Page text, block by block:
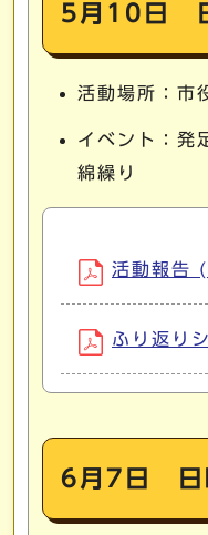
5月10日
活動場所：市
イベント：発
綿繰り
活動報告
ふり返り
6月7日 日